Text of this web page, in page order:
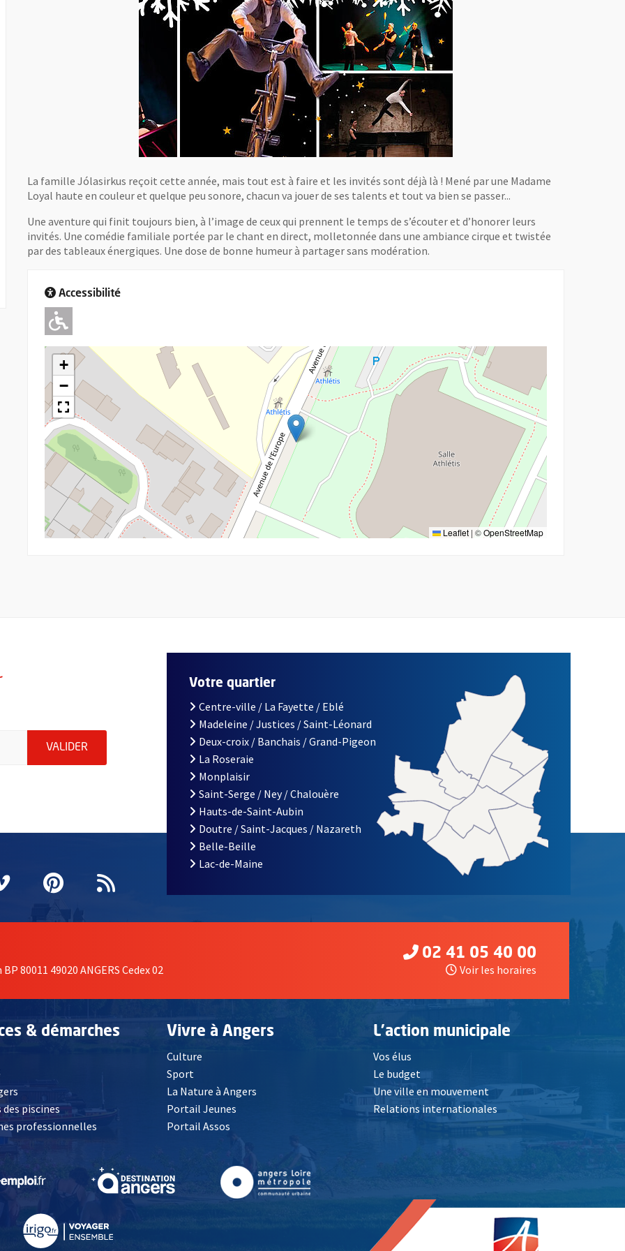
La famille Jólasirkus reçoit cette année, mais tout est à faire et les invités sont déjà là ! Mené par une Madame
Loyal haute en couleur et quelque peu sonore, chacun va jouer de ses talents et tout va bien se passer...
Une aventure qui finit toujours bien, à l’image de ceux qui prennent le temps de s’écouter et d’honorer leurs
invités. Une comédie familiale portée par le chant en direct, molletonnée dans une ambiance cirque et twistée
par des tableaux énergiques. Une dose de bonne humeur à partager sans modération.
Accessibilité
Adapté pour l'handicap Moteur
+
−
Leaflet | ©OpenStreetMap
indiquez votre email (champ obligatoire)
VALIDER ENVOYER MA DEMANDE D'INSCRIPTION À LA LETTRE D'INFORMATION DE LA VILLE D'ANGERS
fenêtrefenêtre
une nouvelle fenêtre
Vimeo
, Ouvre une nouvelle fenêtre
Pinterest
, Ouvre une nouvelle fenêtre
Flux RSS
Votre quartier
Centre-ville / La Fayette / Eblé
Madeleine / Justices / Saint-Léonard
Deux-croix / Banchais / Grand-Pigeon
La Roseraie
Monplaisir
Saint-Serge / Ney / Chalouère
Hauts-de-Saint-Aubin
Doutre / Saint-Jacques / Nazareth
Belle-Beille
Lac-de-Maine
80011 49020 ANGERS Cedex 02
02 41 05 40 00
Voir les horaires
& démarches
, Ouvre une nouvelle fenêtre
piscines
professionnelles
Vivre à Angers
Culture
Sport
La Nature à Angers
Portail Jeunes
Portail Assos
L'action municipale
Vos élus
Le budget
Une ville en mouvement
Relations internationales
fenêtre , Ouvre une nouvelle fenêtre , Ouvre une nouvelle fenêtre, Ouvre une nouvelle fenêtre